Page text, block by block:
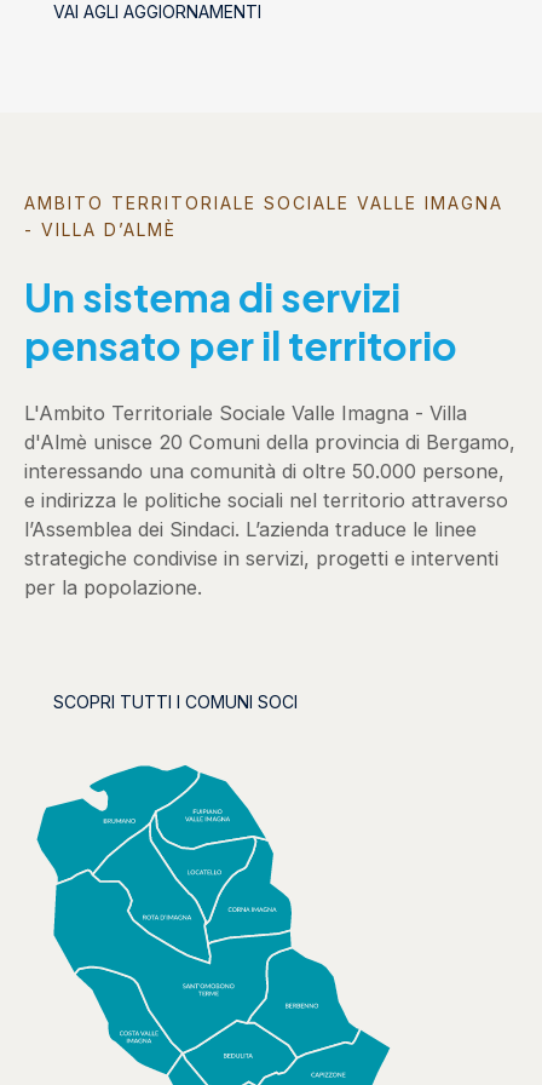
VAI AGLI AGGIORNAMENTI
AMBITO TERRITORIALE SOCIALE VALLE IMAGNA
- VILLA D’ALMÈ
Un sistema di servizi
pensato per il territorio
L'Ambito Territoriale Sociale Valle Imagna - Villa
d'Almè unisce 20 Comuni della provincia di Bergamo,
interessando una comunità di oltre 50.000 persone,
e indirizza le politiche sociali nel territorio attraverso
l’Assemblea dei Sindaci. L’azienda traduce le linee
strategiche condivise in servizi, progetti e interventi
per la popolazione.
SCOPRI TUTTI I COMUNI SOCI